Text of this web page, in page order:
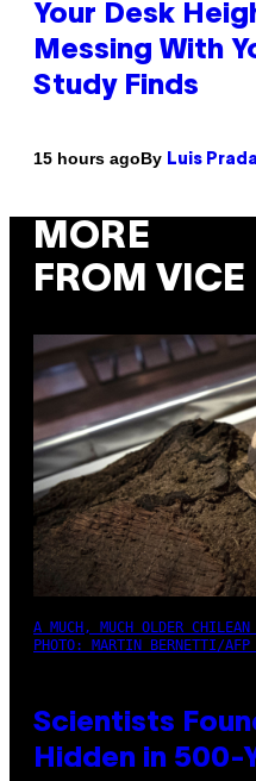
Your Desk
Messing With
Study Finds
15 hours agoBy Luis Prada
MORE
FROM VICE
A MUCH, MUCH OLDER
PHOTO: MARTIN BERNETTI/
Scientists
Hidden in 500-